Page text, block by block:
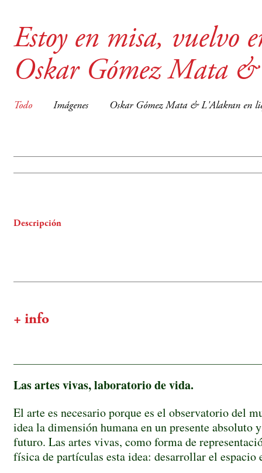
Estoy en misa, vuelvo
Oskar Gómez Mata
Todo Imágenes Oskar Gómez Mata & L'Alakran en
Descripción
+ info
Las artes vivas, laboratorio de vida.
El arte es necesario porque es el observatorio del
idea la dimensión humana en un presente
futuro. Las artes vivas, como forma de
física de partículas esta idea: desarrollar el espacio